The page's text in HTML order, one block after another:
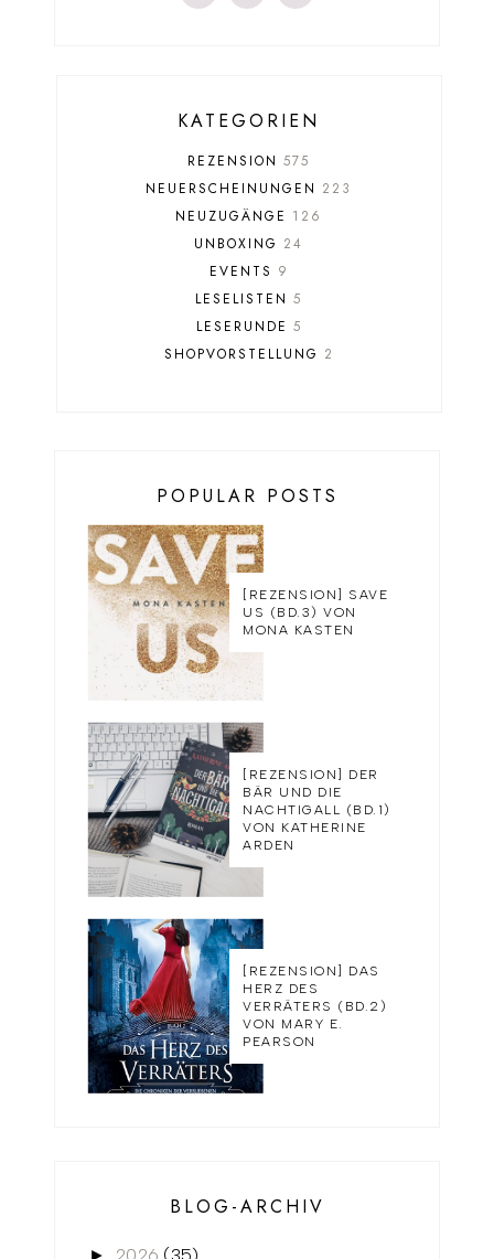
KATEGORIEN
REZENSION 575
NEUERSCHEINUNGEN 223
NEUZUGÄNGE 126
UNBOXING 24
EVENTS 9
LESELISTEN 5
LESERUNDE 5
SHOPVORSTELLUNG 2
POPULAR POSTS
[REZENSION] SAVE
US (BD.3) VON
MONA KASTEN
[REZENSION] DER
BÄR UND DIE
NACHTIGALL (BD.1)
VON KATHERINE
ARDEN
[REZENSION] DAS
HERZ DES
VERRÄTERS (BD.2)
VON MARY E.
PEARSON
BLOG-ARCHIV
►